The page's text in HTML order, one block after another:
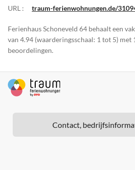
URL :
traum-ferienwohnungen.de/
Ferienhaus Schoneveld 64 behaalt een
van 4.94 (waarderingsschaal: 1 tot 5) met
beoordelingen.
Contact,